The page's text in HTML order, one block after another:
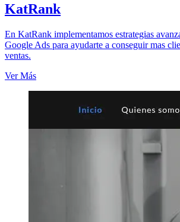
KatRank
En KatRank implementamos estrategias
Google Ads para ayudarte a conseguir mas
ventas.
Ver Más